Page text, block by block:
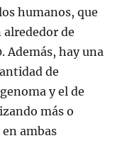
humanos, que
de
Además, hay una
de
y el de
más o
ambas